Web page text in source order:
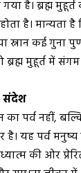
गया है। ब्रह्म
है। मान्यता
कई गुना
मुहूर्त में
संदेश
पर्व नहीं,
यह पर्व
की ओर